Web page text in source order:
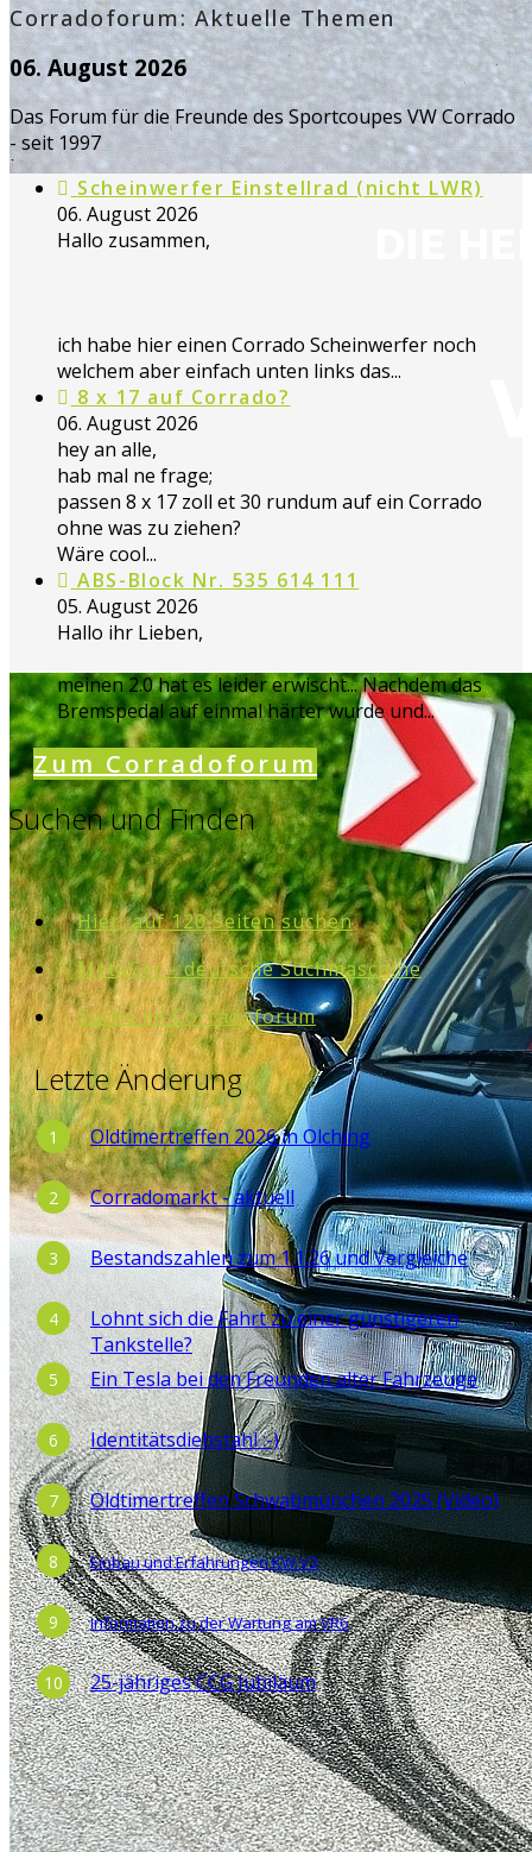
Corradoforum: Aktuelle Themen
06. August 2026
Das Forum für die Freunde des Sportcoupes VW Corrado
- seit 1997
Scheinwerfer Einstellrad (nicht LWR)
06. August 2026
Hallo zusammen,
ich habe hier einen Corrado Scheinwerfer noch
welchem aber einfach unten links das...
8 x 17 auf Corrado?
06. August 2026
hey an alle,
hab mal ne frage;
passen 8 x 17 zoll et 30 rundum auf ein Corrado
ohne was zu ziehen?
Wäre cool...
ABS-Block Nr. 535 614 111
05. August 2026
Hallo ihr Lieben,
meinen 2.0 hat es leider erwischt... Nachdem das
Bremspedal auf einmal härter wurde und...
Zum Corradoforum
Suchen und Finden
Hier, auf 120 Seiten suchen
MetaGer - deutsche Suchmaschine
Suche im Corradoforum
Letzte Änderung
Oldtimertreffen 2026 in Olching
Corradomarkt - aktuell
Bestandszahlen zum 1.1.26 und Vergleiche
Lohnt sich die Fahrt zu einer günstigeren
Tankstelle?
Ein Tesla bei den Freunden alter Fahrzeuge
Identitätsdiebstahl :-)
Oldtimertreffen Schwabmünchen 2025 (Video)
Einbau und Erfahrungen KW V3
Information zu der Wartung am VR6
25-jähriges CCG Jubiläum